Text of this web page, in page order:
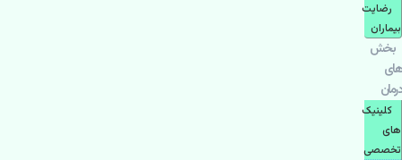
رضایت
بیماران
بخش
های
درمان
کلینیک
های
تخصصی